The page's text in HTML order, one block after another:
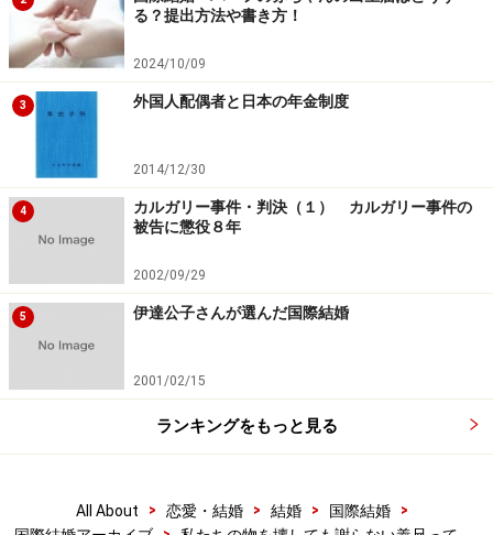
る？提出方法や書き方！
2024/10/09
3 外国人配偶者と日本の年金制度
2014/12/30
4
カルガリー事件・判決（１） カルガリー事件の
被告に懲役８年
2002/09/29
5 伊達公子さんが選んだ国際結婚
2001/02/15
ランキングをもっと見る
All About > 恋愛・結婚 > 結婚 > 国際結婚
>